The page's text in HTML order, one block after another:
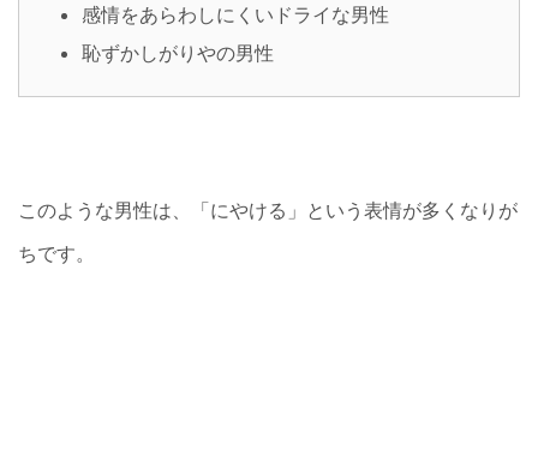
感情をあらわしにくいドライな男性
恥ずかしがりやの男性
このような男性は、「にやける」という表情が多くなりが
ちです。